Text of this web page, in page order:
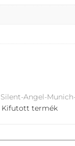
Silent-Angel-Munich-
Kifutott termék